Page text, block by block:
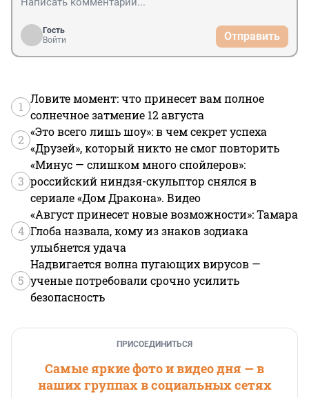
Гость
Войти
Отправить
1
Ловите момент: что принесет вам полное
солнечное затмение 12 августа
2
«Это всего лишь шоу»: в чем секрет успеха
«Друзей», который никто не смог повторить
3
«Минус — слишком много спойлеров»:
российский ниндзя-скульптор снялся в
сериале «Дом Дракона». Видео
4
«Август принесет новые возможности»: Тамара
Глоба назвала, кому из знаков зодиака
улыбнется удача
5
Надвигается волна пугающих вирусов —
ученые потребовали срочно усилить
безопасность
ПРИСОЕДИНИТЬСЯ
Самые яркие фото и видео дня — в
наших группах в социальных сетях